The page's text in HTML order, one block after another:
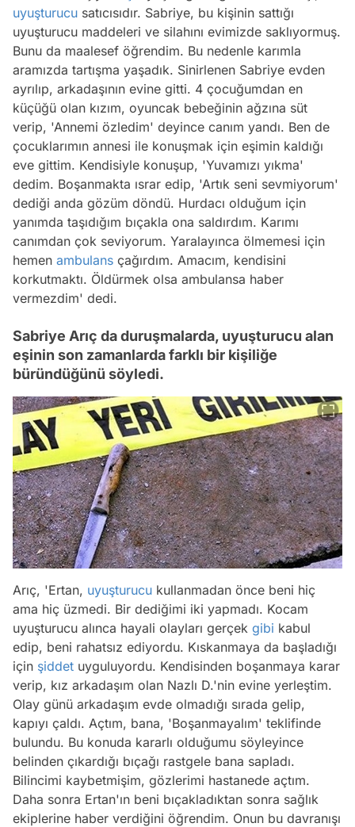
uyuşturucu satıcısıdır. Sabriye, bu kişinin sattığı
uyuşturucu maddeleri ve silahını evimizde saklıyormuş.
Bunu da maalesef öğrendim. Bu nedenle karımla
aramızda tartışma yaşadık. Sinirlenen Sabriye evden
ayrılıp, arkadaşının evine gitti. 4 çocuğumdan en
küçüğü olan kızım, oyuncak bebeğinin ağzına süt
verip, 'Annemi özledim' deyince canım yandı. Ben de
çocuklarımın annesi ile konuşmak için eşimin kaldığı
eve gittim. Kendisiyle konuşup, 'Yuvamızı yıkma'
dedim. Boşanmakta ısrar edip, 'Artık seni sevmiyorum'
dediği anda gözüm döndü. Hurdacı olduğum için
yanımda taşıdığım bıçakla ona saldırdım. Karımı
canımdan çok seviyorum. Yaralayınca ölmemesi için
hemen ambulans çağırdım. Amacım, kendisini
korkutmaktı. Öldürmek olsa ambulansa haber
vermezdim' dedi.
Sabriye Arıç da duruşmalarda, uyuşturucu alan
eşinin son zamanlarda farklı bir kişiliğe
büründüğünü söyledi.
Arıç, 'Ertan, uyuşturucu kullanmadan önce beni hiç
ama hiç üzmedi. Bir dediğimi iki yapmadı. Kocam
uyuşturucu alınca hayali olayları gerçek gibi kabul
edip, beni rahatsız ediyordu. Kıskanmaya da başladığı
için şiddet uyguluyordu. Kendisinden boşanmaya karar
verip, kız arkadaşım olan Nazlı D.'nin evine yerleştim.
Olay günü arkadaşım evde olmadığı sırada gelip,
kapıyı çaldı. Açtım, bana, 'Boşanmayalım' teklifinde
bulundu. Bu konuda kararlı olduğumu söyleyince
belinden çıkardığı bıçağı rastgele bana sapladı.
Bilincimi kaybetmişim, gözlerimi hastanede açtım.
Daha sonra Ertan'ın beni bıçakladıktan sonra sağlık
ekiplerine haber verdiğini öğrendim. Onun bu davranışı